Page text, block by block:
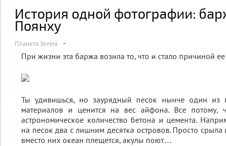
История одной фотографии:
Поянху
Планета Земля
При жизни эта баржа возила то, что и стало причиной
Ты удивишься, но заурядный песок нынче один из
материалов и ценится на вес айфона. Все потому,
астрономическое количество бетона и цемента.
на песок два с лишним десятка островов. Просто
вместо них океан плещется, акулы поют…